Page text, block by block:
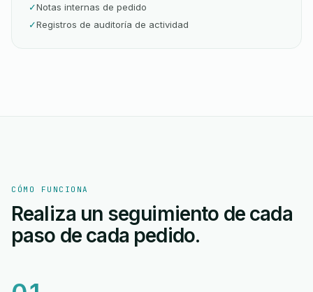
✓Notas internas de pedido
✓Registros de auditoría de actividad
CÓMO FUNCIONA
Realiza un seguimiento de cada
paso de cada pedido.